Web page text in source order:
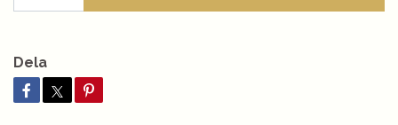
Dela